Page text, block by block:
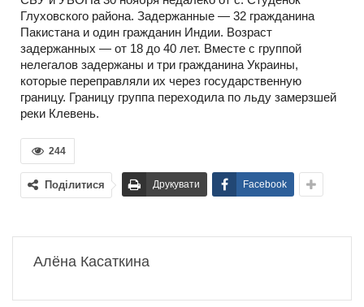
Глуховского района. Задержанные — 32 гражданина
Пакистана и один гражданин Индии. Возраст
задержанных — от 18 до 40 лет. Вместе с группой
нелегалов задержаны и три гражданина Украины,
которые переправляли их через государственную
границу. Границу группа переходила по льду замерзшей
реки Клевень.
244
Поділитися Друкувати Facebook
Алёна Касаткина